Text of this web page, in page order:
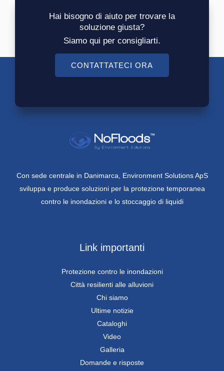
Hai bisogno di aiuto per trovare la
soluzione giusta?
Siamo qui per consigliarti.
CONTATTATECI ORA
Con sede centrale in Danimarca, Environment Solutions ApS
sviluppa e produce soluzioni per la protezione temporanea
contro le inondazioni e lo stoccaggio di liquidi
Link importanti
Protezione contro le inondazioni
Città resilienti alle alluvioni
Chi siamo
Ultime notizie
Cataloghi
Video
Galleria
Domande e risposte